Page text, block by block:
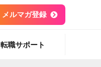
メルマガ登録
転職サポート